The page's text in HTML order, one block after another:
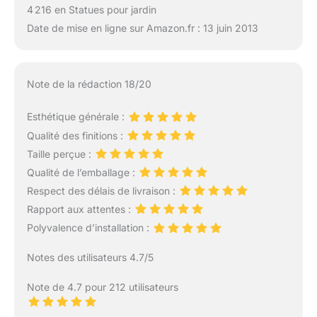
4 216 en Statues pour jardin
Date de mise en ligne sur Amazon.fr : 13 juin 2013
Note de la rédaction 18/20
Esthétique générale :
Qualité des finitions :
Taille perçue :
Qualité de l’emballage :
Respect des délais de livraison :
Rapport aux attentes :
Polyvalence d’installation :
Notes des utilisateurs 4.7/5
Note de 4.7 pour 212 utilisateurs